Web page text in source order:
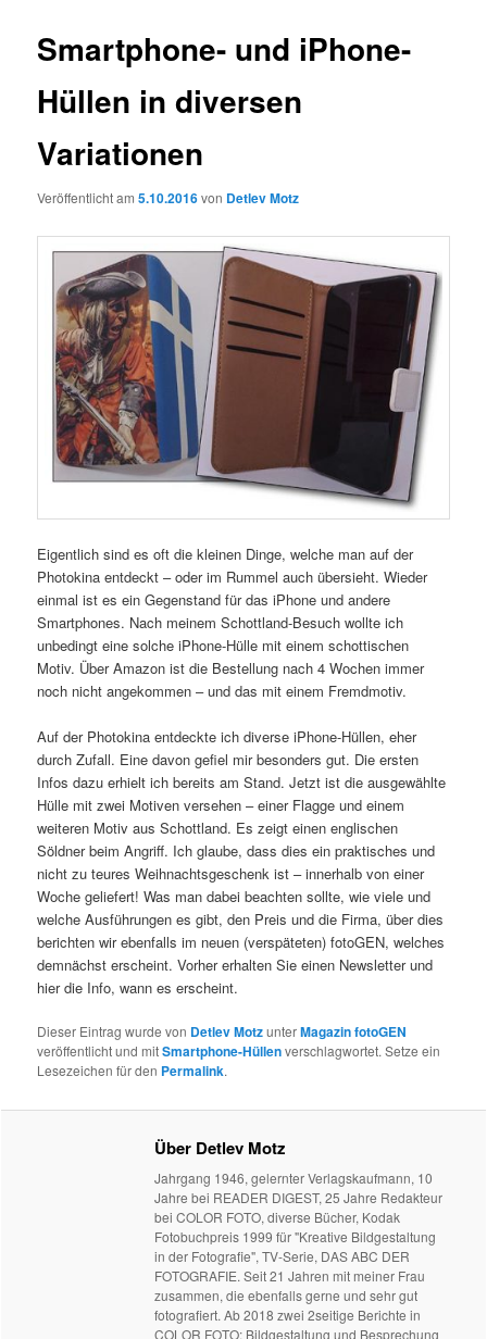
Smartphone- und iPhone-
Hüllen in diversen
Variationen
Veröffentlicht am5.10.2016von Detlev Motz
Eigentlich sind es oft die kleinen Dinge, welche man auf der
Photokina entdeckt – oder im Rummel auch übersieht. Wieder
einmal ist es ein Gegenstand für das iPhone und andere
Smartphones. Nach meinem Schottland-Besuch wollte ich
unbedingt eine solche iPhone-Hülle mit einem schottischen
Motiv. Über Amazon ist die Bestellung nach 4 Wochen immer
noch nicht angekommen – und das mit einem Fremdmotiv.
Auf der Photokina entdeckte ich diverse iPhone-Hüllen, eher
durch Zufall. Eine davon gefiel mir besonders gut. Die ersten
Infos dazu erhielt ich bereits am Stand. Jetzt ist die ausgewählte
Hülle mit zwei Motiven versehen – einer Flagge und einem
weiteren Motiv aus Schottland. Es zeigt einen englischen
Söldner beim Angriff. Ich glaube, dass dies ein praktisches und
nicht zu teures Weihnachtsgeschenk ist – innerhalb von einer
Woche geliefert! Was man dabei beachten sollte, wie viele und
welche Ausführungen es gibt, den Preis und die Firma, über dies
berichten wir ebenfalls im neuen (verspäteten) fotoGEN, welches
demnächst erscheint. Vorher erhalten Sie einen Newsletter und
hier die Info, wann es erscheint.
Dieser Eintrag wurde von Detlev MotzunterMagazin fotoGEN
veröffentlicht und mitSmartphone-Hüllenverschlagwortet. Setze ein
Lesezeichen für den Permalink.
Über Detlev Motz
Jahrgang 1946, gelernter Verlagskaufmann, 10
Jahre bei READER DIGEST, 25 Jahre Redakteur
bei COLOR FOTO, diverse Bücher, Kodak
Fotobuchpreis 1999 für "Kreative Bildgestaltung
in der Fotografie", TV-Serie, DAS ABC DER
FOTOGRAFIE. Seit 21 Jahren mit meiner Frau
zusammen, die ebenfalls gerne und sehr gut
fotografiert. Ab 2018 zwei 2seitige Berichte in
COLOR FOTO: Bildgestaltung und Besprechung